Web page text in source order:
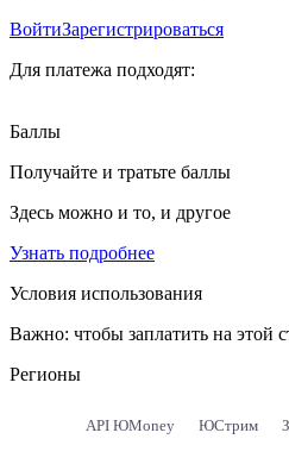
ВойтиЗарегистрироваться
Для платежа подходят:
Баллы
Получайте и тратьте баллы
Здесь можно и то, и другое
Узнать подробнее
Условия использования
Важно: чтобы заплатить на
Регионы
API ЮMoney ЮСтрим